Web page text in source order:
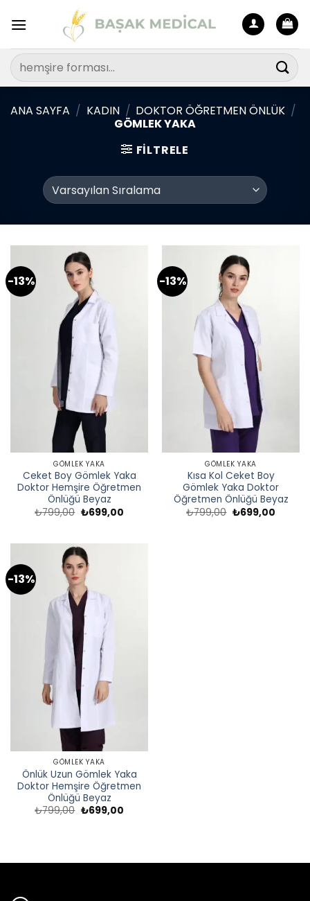
atla
Ara:
ANA SAYFA / KADIN / DOKTOR ÖĞRETMEN ÖNLÜK /
GÖMLEK YAKA
FILTRELE
-13%
GÖMLEK YAKA
Ceket Boy Gömlek Yaka
Doktor Hemşire Öğretmen
Önlüğü Beyaz
₺799,00 Orijinal
₺699,00Şu
-13%
GÖMLEK YAKA
Kısa Kol Ceket Boy
Gömlek Yaka Doktor
Öğretmen Önlüğü Beyaz
₺799,00 Orijinal
₺699,00Şu
-13%
GÖMLEK YAKA
Önlük Uzun Gömlek Yaka
Doktor Hemşire Öğretmen
Önlüğü Beyaz
₺799,00 Orijinal
₺699,00Şu